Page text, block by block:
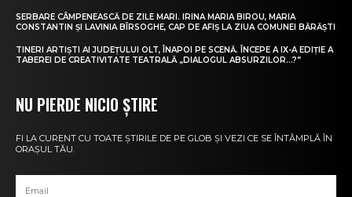
SERBARE CÂMPENEASCĂ DE ZILE MARI. IRINA MARIA BIROU, MARIA
CONSTANTIN ȘI LAVINIA BÎRSOGHE, CAP DE AFIȘ LA ZIUA COMUNEI BĂRĂȘTI
TINERI ARTIȘTI AI JUDEȚULUI OLT, ÎNAPOI PE SCENĂ. ÎNCEPE A IX-A EDIȚIE A
TABEREI DE CREATIVITATE TEATRALĂ „DIALOGUL ABSURZILOR…?”
NU PIERDE NICIO ȘTIRE
FI LA CURENT CU TOATE ȘTIRILE DE PE GLOB ȘI VEZI CE SE ÎNTÂMPLĂ ÎN
ORAȘUL TĂU.